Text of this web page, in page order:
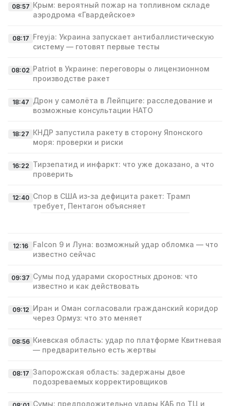
08:57 Крым: вероятный пожар на топливном складе
аэродрома «Гвардейское»
08:17 Freyja: Украина запускает антибаллистическую
систему — готовят первые тесты
08:02 Patriot в Украине: переговоры о лицензионном
производстве ракет
18:47 Дрон у самолёта в Лейпциге: расследование и
возможные консультации НАТО
18:27 КНДР запустила ракету в сторону Японского
моря: проверки и риски
16:22 Тирзепатид и инфаркт: что уже доказано, а что
проверить
12:40 Спор в США из‑за дефицита ракет: Трамп
требует, Пентагон объясняет
12:16
Falcon 9 и Луна: возможный удар обломка — что
известно сейчас
09:37 Сумы под ударами скоростных дронов: что
известно и как действовать
09:12 Иран и Оман согласовали гражданский коридор
через Ормуз: что это меняет
08:56 Киевская область: удар по платформе Квитневая
— предварительно есть жертвы
08:17 Запорожская область: задержаны двое
подозреваемых корректировщиков
Сумы: предположительно удары КАБ по ТЦ и